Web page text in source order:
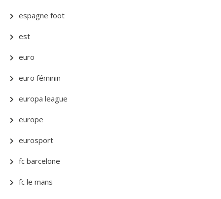
espagne foot
est
euro
euro féminin
europa league
europe
eurosport
fc barcelone
fc le mans